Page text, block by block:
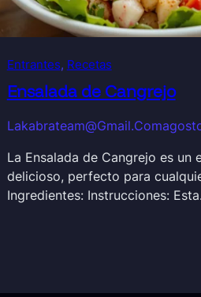
Entrantes, Recetas
Ensalada de Cangrejo
Lakabrateam@gmail.com
La Ensalada de Cangrejo es un
delicioso, perfecto para
Ingredientes: Instrucciones: